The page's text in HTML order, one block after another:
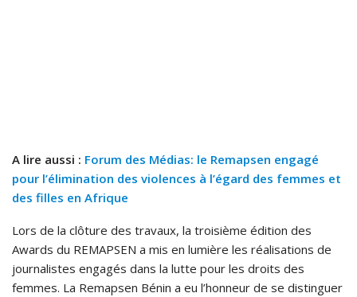
A lire aussi : Forum des Médias: le Remapsen engagé
pour l’élimination des violences à l’égard des femmes et
des filles en Afrique
Lors de la clôture des travaux, la troisième édition des
Awards du REMAPSEN a mis en lumière les réalisations de
journalistes engagés dans la lutte pour les droits des
femmes. La Remapsen Bénin a eu l’honneur de se distinguer